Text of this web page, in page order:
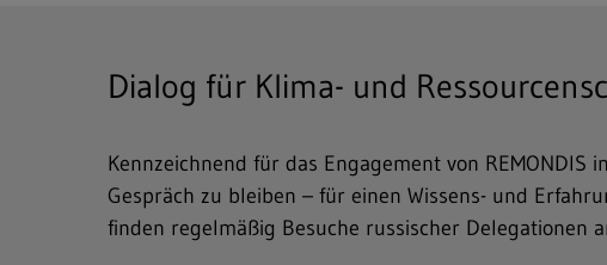
Dialog für Klima- und
Kennzeichnend für das Engagement von
Gespräch zu bleiben – für einen Wissens- und
finden regelmäßig Besuche russischer Delegationen